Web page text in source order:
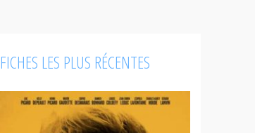
FICHES LES PLUS RÉCENTES